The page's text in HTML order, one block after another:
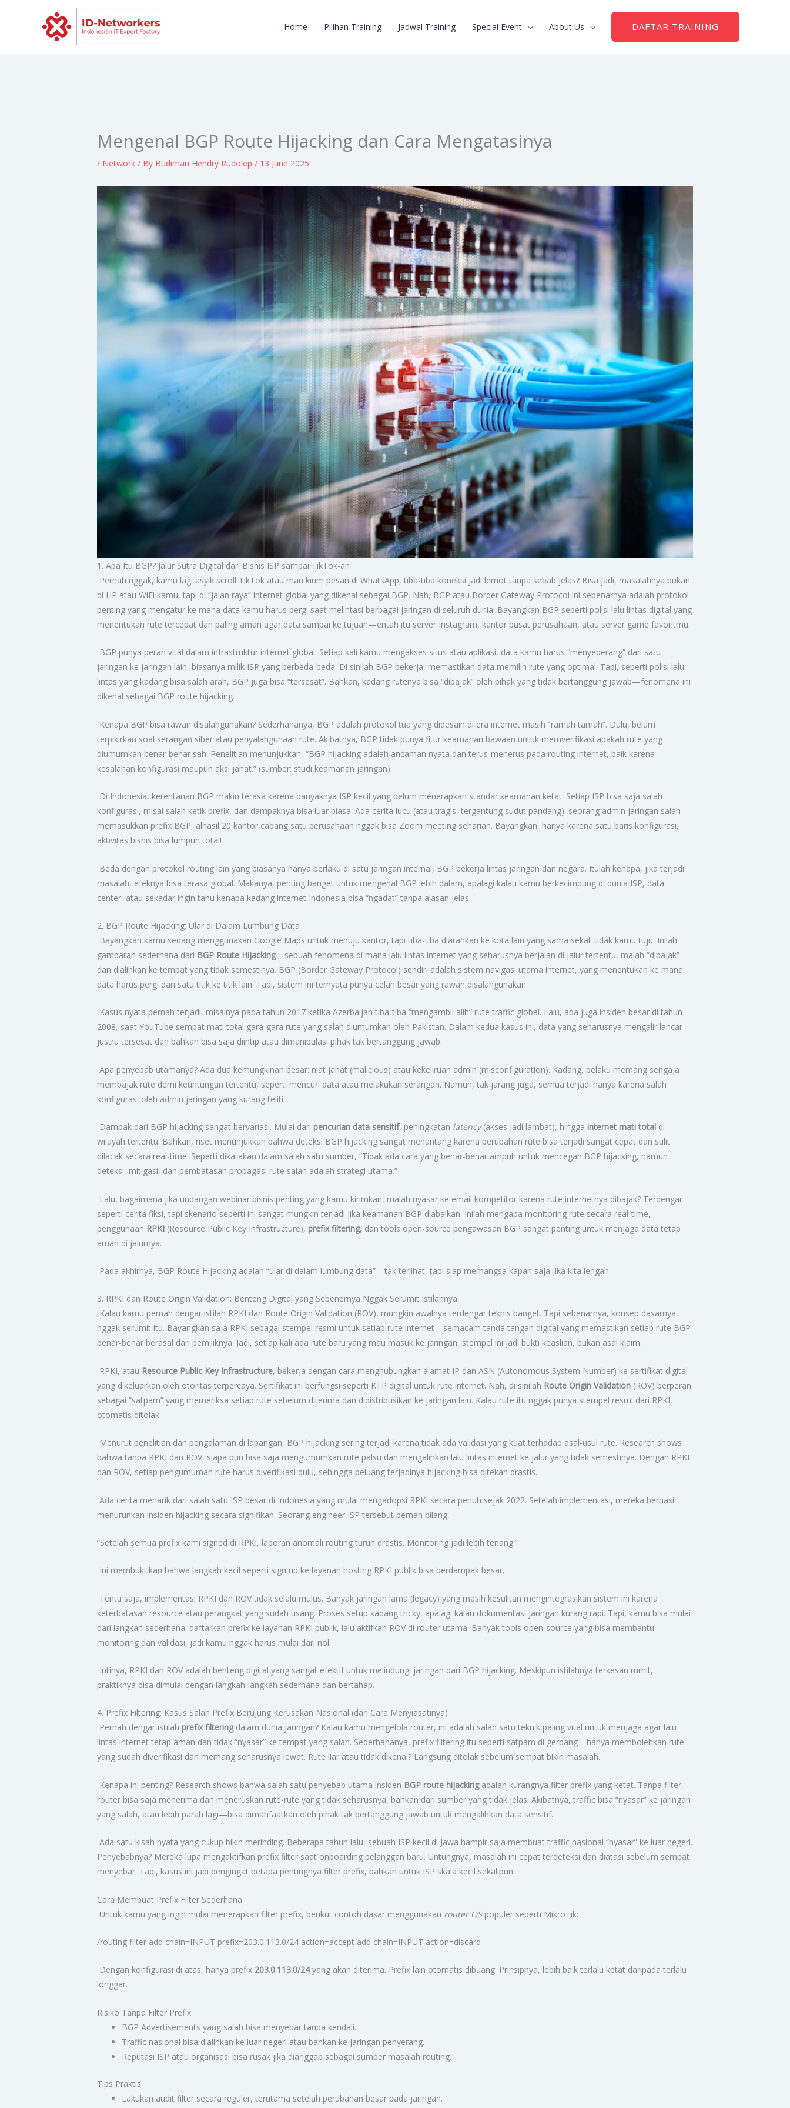
Home Pilihan Training Jadwal Training Special Event About Us DAFTAR TRAINING
Mengenal BGP Route Hijacking dan Cara Mengatasinya
/ Network / By Budiman Hendry Rudolep/ 13 June 2025
1. Apa Itu BGP? Jalur Sutra Digital dari Bisnis ISP sampai TikTok-an
Pernah nggak, kamu lagi asyik scroll TikTok atau mau kirim pesan di WhatsApp, tiba-tiba koneksi jadi lemot tanpa sebab jelas? Bisa jadi, masalahnya bukan
di HP atau WiFi kamu, tapi di “jalan raya” internet global yang dikenal sebagai BGP. Nah, BGP atau Border Gateway Protocol ini sebenarnya adalah protokol
penting yang mengatur ke mana data kamu harus pergi saat melintasi berbagai jaringan di seluruh dunia. Bayangkan BGP seperti polisi lalu lintas digital yang
menentukan rute tercepat dan paling aman agar data sampai ke tujuan—entah itu server Instagram, kantor pusat perusahaan, atau server game favoritmu.
BGP punya peran vital dalam infrastruktur internet global. Setiap kali kamu mengakses situs atau aplikasi, data kamu harus “menyeberang” dari satu
jaringan ke jaringan lain, biasanya milik ISP yang berbeda-beda. Di sinilah BGP bekerja, memastikan data memilih rute yang optimal. Tapi, seperti polisi lalu
lintas yang kadang bisa salah arah, BGP juga bisa “tersesat”. Bahkan, kadang rutenya bisa “dibajak” oleh pihak yang tidak bertanggung jawab—fenomena ini
dikenal sebagai BGP route hijacking.
Kenapa BGP bisa rawan disalahgunakan? Sederhananya, BGP adalah protokol tua yang didesain di era internet masih “ramah tamah”. Dulu, belum
terpikirkan soal serangan siber atau penyalahgunaan rute. Akibatnya, BGP tidak punya fitur keamanan bawaan untuk memverifikasi apakah rute yang
diumumkan benar-benar sah. Penelitian menunjukkan, “BGP hijacking adalah ancaman nyata dan terus-menerus pada routing internet, baik karena
kesalahan konfigurasi maupun aksi jahat.” (sumber: studi keamanan jaringan).
Di Indonesia, kerentanan BGP makin terasa karena banyaknya ISP kecil yang belum menerapkan standar keamanan ketat. Setiap ISP bisa saja salah
konfigurasi, misal salah ketik prefix, dan dampaknya bisa luar biasa. Ada cerita lucu (atau tragis, tergantung sudut pandang): seorang admin jaringan salah
memasukkan prefix BGP, alhasil 20 kantor cabang satu perusahaan nggak bisa Zoom meeting seharian. Bayangkan, hanya karena satu baris konfigurasi,
aktivitas bisnis bisa lumpuh total!
Beda dengan protokol routing lain yang biasanya hanya berlaku di satu jaringan internal, BGP bekerja lintas jaringan dan negara. Itulah kenapa, jika terjadi
masalah, efeknya bisa terasa global. Makanya, penting banget untuk mengenal BGP lebih dalam, apalagi kalau kamu berkecimpung di dunia ISP, data
center, atau sekadar ingin tahu kenapa kadang internet Indonesia bisa “ngadat” tanpa alasan jelas.
2. BGP Route Hijacking: Ular di Dalam Lumbung Data
Bayangkan kamu sedang menggunakan Google Maps untuk menuju kantor, tapi tiba-tiba diarahkan ke kota lain yang sama sekali tidak kamu tuju. Inilah
gambaran sederhana dari BGP Route Hijacking—sebuah fenomena di mana lalu lintas internet yang seharusnya berjalan di jalur tertentu, malah “dibajak”
dan dialihkan ke tempat yang tidak semestinya. BGP (Border Gateway Protocol) sendiri adalah sistem navigasi utama internet, yang menentukan ke mana
data harus pergi dari satu titik ke titik lain. Tapi, sistem ini ternyata punya celah besar yang rawan disalahgunakan.
Kasus nyata pernah terjadi, misalnya pada tahun 2017 ketika Azerbaijan tiba-tiba “mengambil alih” rute traffic global. Lalu, ada juga insiden besar di tahun
2008, saat YouTube sempat mati total gara-gara rute yang salah diumumkan oleh Pakistan. Dalam kedua kasus ini, data yang seharusnya mengalir lancar
justru tersesat dan bahkan bisa saja diintip atau dimanipulasi pihak tak bertanggung jawab.
Apa penyebab utamanya? Ada dua kemungkinan besar: niat jahat (malicious) atau kekeliruan admin (misconfiguration). Kadang, pelaku memang sengaja
membajak rute demi keuntungan tertentu, seperti mencuri data atau melakukan serangan. Namun, tak jarang juga, semua terjadi hanya karena salah
konfigurasi oleh admin jaringan yang kurang teliti.
Dampak dari BGP hijacking sangat bervariasi. Mulai dari pencurian data sensitif, peningkatan latency(akses jadi lambat), hingga internet mati total di
wilayah tertentu. Bahkan, riset menunjukkan bahwa deteksi BGP hijacking sangat menantang karena perubahan rute bisa terjadi sangat cepat dan sulit
dilacak secara real-time. Seperti dikatakan dalam salah satu sumber, “Tidak ada cara yang benar-benar ampuh untuk mencegah BGP hijacking, namun
deteksi, mitigasi, dan pembatasan propagasi rute salah adalah strategi utama.”
Lalu, bagaimana jika undangan webinar bisnis penting yang kamu kirimkan, malah nyasar ke email kompetitor karena rute internetnya dibajak? Terdengar
seperti cerita fiksi, tapi skenario seperti ini sangat mungkin terjadi jika keamanan BGP diabaikan. Inilah mengapa monitoring rute secara real-time,
penggunaan RPKI (Resource Public Key Infrastructure), prefix filtering, dan tools open-source pengawasan BGP sangat penting untuk menjaga data tetap
aman di jalurnya.
Pada akhirnya, BGP Route Hijacking adalah “ular di dalam lumbung data”—tak terlihat, tapi siap memangsa kapan saja jika kita lengah.
3. RPKI dan Route Origin Validation: Benteng Digital yang Sebenernya Nggak Serumit Istilahnya
Kalau kamu pernah dengar istilah RPKI dan Route Origin Validation (ROV), mungkin awalnya terdengar teknis banget. Tapi sebenarnya, konsep dasarnya
nggak serumit itu. Bayangkan saja RPKI sebagai stempel resmi untuk setiap rute internet—semacam tanda tangan digital yang memastikan setiap rute BGP
benar-benar berasal dari pemiliknya. Jadi, setiap kali ada rute baru yang mau masuk ke jaringan, stempel ini jadi bukti keaslian, bukan asal klaim.
RPKI, atau Resource Public Key Infrastructure, bekerja dengan cara menghubungkan alamat IP dan ASN (Autonomous System Number) ke sertifikat digital
yang dikeluarkan oleh otoritas terpercaya. Sertifikat ini berfungsi seperti KTP digital untuk rute internet. Nah, di sinilah Route Origin Validation (ROV) berperan
sebagai “satpam” yang memeriksa setiap rute sebelum diterima dan didistribusikan ke jaringan lain. Kalau rute itu nggak punya stempel resmi dari RPKI,
otomatis ditolak.
Menurut penelitian dan pengalaman di lapangan, BGP hijacking sering terjadi karena tidak ada validasi yang kuat terhadap asal-usul rute. Research shows
bahwa tanpa RPKI dan ROV, siapa pun bisa saja mengumumkan rute palsu dan mengalihkan lalu lintas internet ke jalur yang tidak semestinya. Dengan RPKI
dan ROV, setiap pengumuman rute harus diverifikasi dulu, sehingga peluang terjadinya hijacking bisa ditekan drastis.
Ada cerita menarik dari salah satu ISP besar di Indonesia yang mulai mengadopsi RPKI secara penuh sejak 2022. Setelah implementasi, mereka berhasil
menurunkan insiden hijacking secara signifikan. Seorang engineer ISP tersebut pernah bilang,
“Setelah semua prefix kami signed di RPKI, laporan anomali routing turun drastis. Monitoring jadi lebih tenang.”
Ini membuktikan bahwa langkah kecil seperti sign up ke layanan hosting RPKI publik bisa berdampak besar.
Tentu saja, implementasi RPKI dan ROV tidak selalu mulus. Banyak jaringan lama (legacy) yang masih kesulitan mengintegrasikan sistem ini karena
keterbatasan resource atau perangkat yang sudah usang. Proses setup kadang tricky, apalagi kalau dokumentasi jaringan kurang rapi. Tapi, kamu bisa mulai
dari langkah sederhana: daftarkan prefix ke layanan RPKI publik, lalu aktifkan ROV di router utama. Banyak tools open-source yang bisa membantu
monitoring dan validasi, jadi kamu nggak harus mulai dari nol.
Intinya, RPKI dan ROV adalah benteng digital yang sangat efektif untuk melindungi jaringan dari BGP hijacking. Meskipun istilahnya terkesan rumit,
praktiknya bisa dimulai dengan langkah-langkah sederhana dan bertahap.
4. Prefix Filtering: Kasus Salah Prefix Berujung Kerusakan Nasional (dan Cara Menyiasatinya)
Pernah dengar istilah prefix filteringdalam dunia jaringan? Kalau kamu mengelola router, ini adalah salah satu teknik paling vital untuk menjaga agar lalu
lintas internet tetap aman dan tidak “nyasar” ke tempat yang salah. Sederhananya, prefix filtering itu seperti satpam di gerbang—hanya membolehkan rute
yang sudah diverifikasi dan memang seharusnya lewat. Rute liar atau tidak dikenal? Langsung ditolak sebelum sempat bikin masalah.
Kenapa ini penting? Research shows bahwa salah satu penyebab utama insiden BGP route hijackingadalah kurangnya filter prefix yang ketat. Tanpa filter,
router bisa saja menerima dan meneruskan rute-rute yang tidak seharusnya, bahkan dari sumber yang tidak jelas. Akibatnya, traffic bisa “nyasar” ke jaringan
yang salah, atau lebih parah lagi—bisa dimanfaatkan oleh pihak tak bertanggung jawab untuk mengalihkan data sensitif.
Ada satu kisah nyata yang cukup bikin merinding. Beberapa tahun lalu, sebuah ISP kecil di Jawa hampir saja membuat traffic nasional “nyasar” ke luar negeri.
Penyebabnya? Mereka lupa mengaktifkan prefix filter saat onboarding pelanggan baru. Untungnya, masalah ini cepat terdeteksi dan diatasi sebelum sempat
menyebar. Tapi, kasus ini jadi pengingat betapa pentingnya filter prefix, bahkan untuk ISP skala kecil sekalipun.
Cara Membuat Prefix Filter Sederhana
Untuk kamu yang ingin mulai menerapkan filter prefix, berikut contoh dasar menggunakan router OSpopuler seperti MikroTik:
/routing filter add chain=INPUT prefix=203.0.113.0/24 action=accept add chain=INPUT action=discard
Dengan konfigurasi di atas, hanya prefix 203.0.113.0/24yang akan diterima. Prefix lain otomatis dibuang. Prinsipnya, lebih baik terlalu ketat daripada terlalu
longgar.
Risiko Tanpa Filter Prefix
BGP Advertisements yang salah bisa menyebar tanpa kendali.
Traffic nasional bisa dialihkan ke luar negeri atau bahkan ke jaringan penyerang.
Reputasi ISP atau organisasi bisa rusak jika dianggap sebagai sumber masalah routing.
Tips Praktis
Lakukan audit filter secara reguler, terutama setelah perubahan besar pada jaringan.